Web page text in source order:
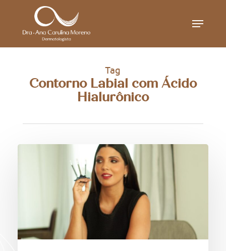
Menu
Tag
Contorno Labial com Ácido
Hialurônico